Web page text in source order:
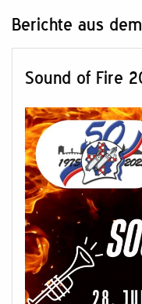
Berichte aus
Sound of Fire